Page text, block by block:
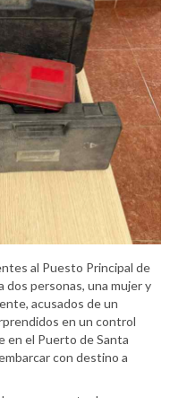
al Puesto Principal de
dos personas, una mujer y
acusados de un
en un control
en el Puerto de Santa
con destino a